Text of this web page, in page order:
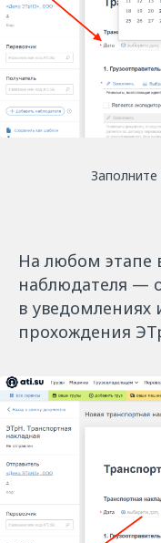
На любом этапе
наблюдателя —
в уведомлениях
прохождения